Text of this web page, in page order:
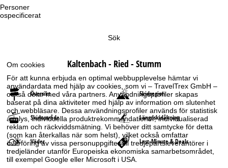
Om cookies
För att kunna erbjuda en optimal webbupplevelse hämtar vi
användardata med hjälp av cookies, som vi – TravelTrex GmbH –
också delar med våra partners. Användningsprofiler skapas
baserat på dina aktiviteter med hjälp av information om slutenhet
och webbläsare. Dessa användningsprofiler används för statistisk
analys, individuella produktrekommendationer, individualiserad
reklam och räckviddsmätning. Vi behöver ditt samtycke för detta
(som kan återkallas när som helst), vilket också omfattar
överföring av vissa personuppgifter till tredjepartsleverantörer i
tredjeländer utanför Europeiska ekonomiska samarbetsområdet,
till exempel Google eller Microsoft i USA.
Personer
ospecificerat
Sök
Kaltenbach - Ried - Stumm
Översikt Skidregion
Skidområde Längdskidåkning
Väder Last-Minute & Deals